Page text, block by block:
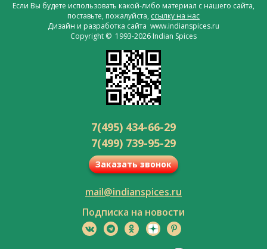
Если Вы будете использовать какой-либо материал с нашего сайта,
поставьте, пожалуйста, ссылку на нас
Дизайн и разработка сайта www.indianspices.ru
Copyright © 1993-2026 Indian Spices
7(495) 434-66-29
7(499) 739-95-29
Заказать звонок
mail@indianspices.ru
Подписка на новости